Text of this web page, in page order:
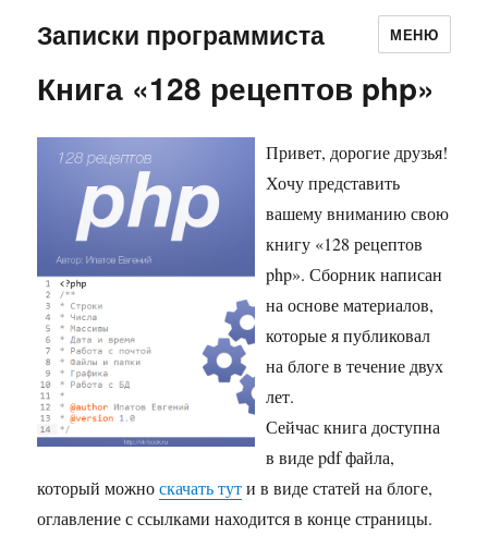
Записки программиста МЕНЮ
Книга «128 рецептов php»
Привет, дорогие друзья!
Хочу представить
вашему вниманию свою
книгу «128 рецептов
php». Сборник написан
на основе материалов,
которые я публиковал
на блоге в течение двух
лет.
Сейчас книга доступна
в виде pdf файла,
который можноскачать тути в виде статей на блоге,
оглавление с ссылками находится в конце страницы.